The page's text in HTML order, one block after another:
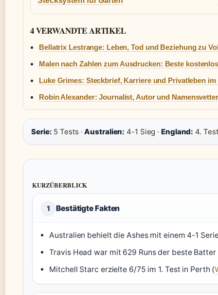
4 VERWANDTE ARTIKEL
Bellatrix Lestrange: Leben, Tod und Beziehung zu
Malen nach Zahlen zum Ausdrucken: Beste
Luke Grimes: Steckbrief, Karriere und Privatleben
Robin Alexander: Journalist, Autor und Namensvetter
Serie: 5 Tests ·Australien: 4-1 Sieg ·England: 4.
KURZÜBERBLICK
1 Bestätigte Fakten
Australien behielt die Ashes mit einem 4-1
Travis Head war mit 629 Runs der beste Batter
Mitchell Starc erzielte 6/75 im 1. Test in Perth (